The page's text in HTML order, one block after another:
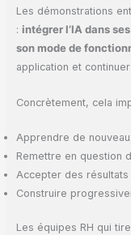
Les démonstrations
: intégrer l’IA dans
son mode de
application et
Concrètement, cela
Apprendre de
Remettre en question
Accepter des résultats
Construire
Les équipes RH qui